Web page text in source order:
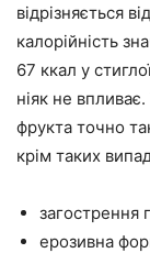
відрізняється
калорійність
67 ккал у
ніяк не
фрукта точно
крім таких
загострення
ерозивна